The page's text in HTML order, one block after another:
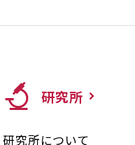
研究所
研究所について